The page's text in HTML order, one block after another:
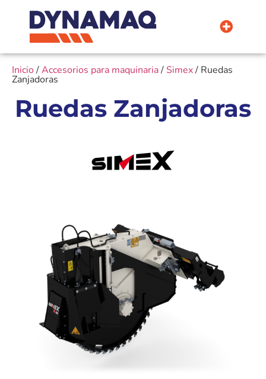
Inicio/Accesorios para maquinaria/ Simex/ Ruedas
Zanjadoras
Ruedas Zanjadoras